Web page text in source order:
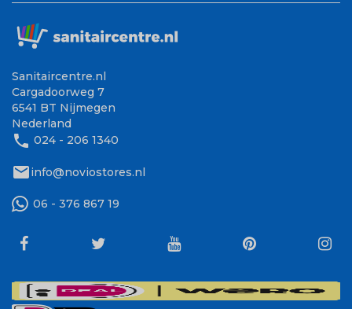
Sanitaircentre.nl
Cargadoorweg 7
6541 BT Nijmegen
Nederland
phone 024 - 206 1340
mailinfo@noviostores.nl
06 - 376 867 19